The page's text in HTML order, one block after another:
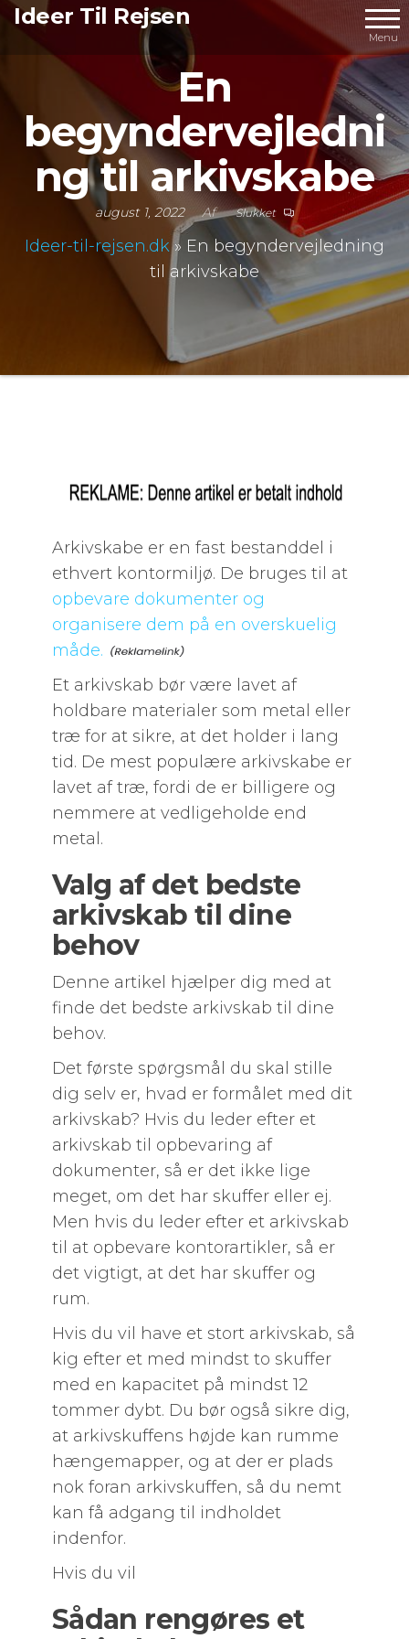
Videre
indhold
Ideer Til Rejsen
Menu
En
begyndervejledni
ng til arkivskabe
august 1, 2022 Af Slukket
Ideer-til-rejsen.dk» En begyndervejledning
til arkivskabe
Arkivskabe er en fast bestanddel i
ethvert kontormiljø. De bruges til at
opbevare dokumenter og
organisere dem på en overskuelig
måde.
Et arkivskab bør være lavet af
holdbare materialer som metal eller
træ for at sikre, at det holder i lang
tid. De mest populære arkivskabe er
lavet af træ, fordi de er billigere og
nemmere at vedligeholde end
metal.
Valg af det bedste
arkivskab til dine
behov
Denne artikel hjælper dig med at
finde det bedste arkivskab til dine
behov.
Det første spørgsmål du skal stille
dig selv er, hvad er formålet med dit
arkivskab? Hvis du leder efter et
arkivskab til opbevaring af
dokumenter, så er det ikke lige
meget, om det har skuffer eller ej.
Men hvis du leder efter et arkivskab
til at opbevare kontorartikler, så er
det vigtigt, at det har skuffer og
rum.
Hvis du vil have et stort arkivskab, så
kig efter et med mindst to skuffer
med en kapacitet på mindst 12
tommer dybt. Du bør også sikre dig,
at arkivskuffens højde kan rumme
hængemapper, og at der er plads
nok foran arkivskuffen, så du nemt
kan få adgang til indholdet
indenfor.
Hvis du vil
Sådan rengøres et